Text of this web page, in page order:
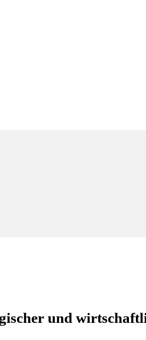
und